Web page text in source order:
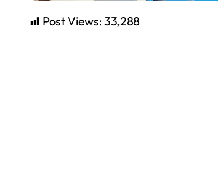
Post Views: 33,288